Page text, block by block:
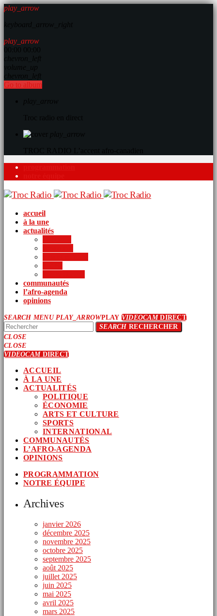
play_arrow
play_arrow
Go to album
accueil
à la une
actualités
communautés
l’afro-agenda
opinions
SEARCH MENU PLAY_ARROWPLAY VIDEOCAMDIRECT
SEARCHRECHERCHER
CLOSE
CLOSE
VIDEOCAMDIRECT
ACCUEIL
À LA UNE
ACTUALITÉS
POLITIQUE
ÉCONOMIE
ARTS ET CULTURE
SPORTS
INTERNATIONAL
COMMUNAUTÉS
L’AFRO-AGENDA
OPINIONS
PROGRAMMATION
NOTRE ÉQUIPE
Archives
janvier 2026
décembre 2025
novembre 2025
octobre 2025
septembre 2025
août 2025
juillet 2025
juin 2025
mai 2025
avril 2025
mars 2025